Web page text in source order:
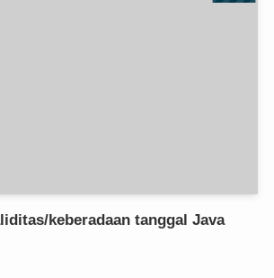
keberadaan tanggal Java